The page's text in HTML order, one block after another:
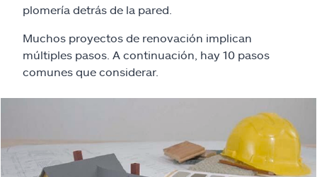
Asistencia y apoyo
Buscar agente
Explore Allstate
Ashburn, VA 20146
plomería detrás de la pared.
Muchos proyectos de renovación implican
múltiples pasos. A continuación, hay 10 pasos
comunes que considerar.